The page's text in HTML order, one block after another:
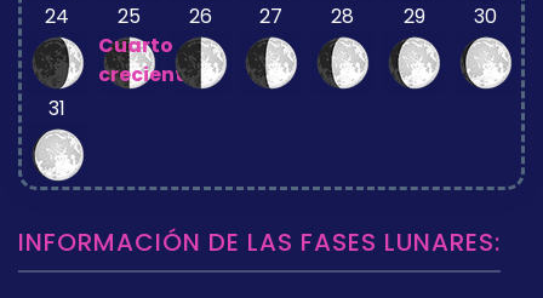
24
25
Cuarto
creciente
26 27 28 29 30
31
INFORMACIÓN DE LAS FASES LUNARES: